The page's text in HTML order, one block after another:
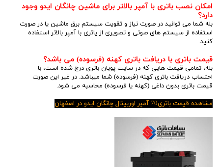
امکان نصب باتری با آمپر بالاتر برای ماشین چانگان ایدو وجود
دارد؟
بله شما می توانید در صورت نیاز و تقویت سیستم برق ماشین یا در صورت
استفاده از سیستم های صوتی و تصویری از یاتری با آمپر بالاتر استفاده
کنید.
قیمت باتری با دریافت باتری کهنه (فرسوده) می باشد؟
بله، تمامی قیمت هایی که در سایت پویان باتری درج شده است، با
احتساب دریافت باتری کهنه (فرسوده) شما میباشد. در غیر این صورت
قیمت باتری بدون داغی (کهنه یا فرسوده) محاسبه می شود.
مشاهده قیمت باتری70 آمپر اوربیتال
چانگان ایدو در اصفهان